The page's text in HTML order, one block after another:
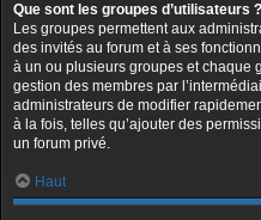
Que sont les groupes d’utilisateurs ?
Les groupes permettent aux
des invités au forum et à ses
à un ou plusieurs groupes et chaque
gestion des membres par
administrateurs de modifier
à la fois, telles qu’ajouter des
un forum privé.
Haut